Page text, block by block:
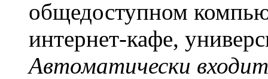
общедоступном
интернет-кафе,
Автоматически